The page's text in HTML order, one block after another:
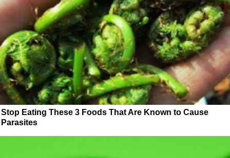
Stop Eating These 3 Foods That Are Known to Cause
Parasites